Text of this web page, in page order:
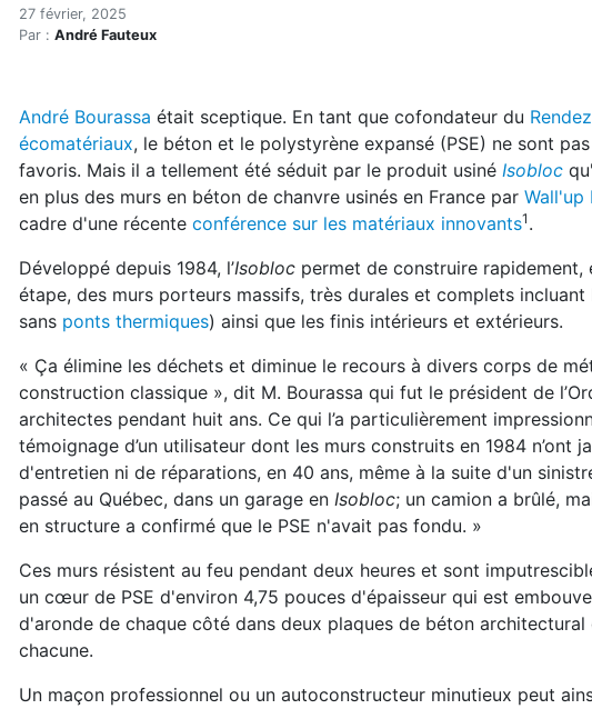
Accueil
Articles
Bientôt 300 petites maisons en Isobloc usiné
Bientôt 300 petites maisons en
27 février, 2025
Par : André Fauteux
André Bourassa était sceptique. En tant que cofondateur du
écomatériaux, le béton et le polystyrène expansé (PSE) ne sont
favoris. Mais il a tellement été séduit par le produit usiné Isobloc
en plus des murs en béton de chanvre usinés en France par Wall'up
cadre d'une récente conférence sur les matériaux innovants1 .
Développé depuis 1984, l’Isobloc permet de construire rapidement,
étape, des murs porteurs massifs, très durales et complets incluant
sans ponts thermiques) ainsi que les finis intérieurs et extérieurs.
« Ça élimine les déchets et diminue le recours à divers corps de
construction classique », dit M. Bourassa qui fut le président de
architectes pendant huit ans. Ce qui l’a particulièrement
témoignage d’un utilisateur dont les murs construits en 1984 n’ont
d'entretien ni de réparations, en 40 ans, même à la suite d'un
passé au Québec, dans un garage en Isobloc; un camion a brûlé,
en structure a confirmé que le PSE n'avait pas fondu. »
Ces murs résistent au feu pendant deux heures et sont
un cœur de PSE d'environ 4,75 pouces d'épaisseur qui est
d'aronde de chaque côté dans deux plaques de béton architectural
chacune.
Un maçon professionnel ou un autoconstructeur minutieux peut